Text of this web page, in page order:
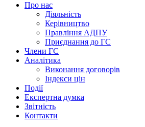
Про нас
Діяльність
Керівництво
Правління АДПУ
Приєднання до ГС
Члени ГС
Аналітика
Виконання договорів
Індекси цін
Події
Експертна думка
Звітність
Контакти